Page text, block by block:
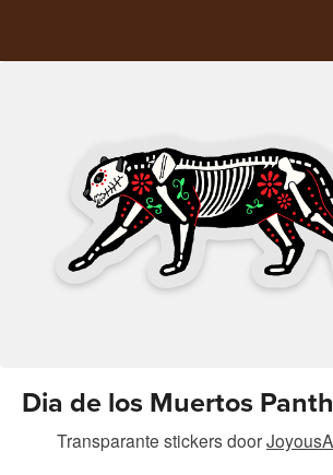
Dia de los Muertos
Transparante stickersdoor